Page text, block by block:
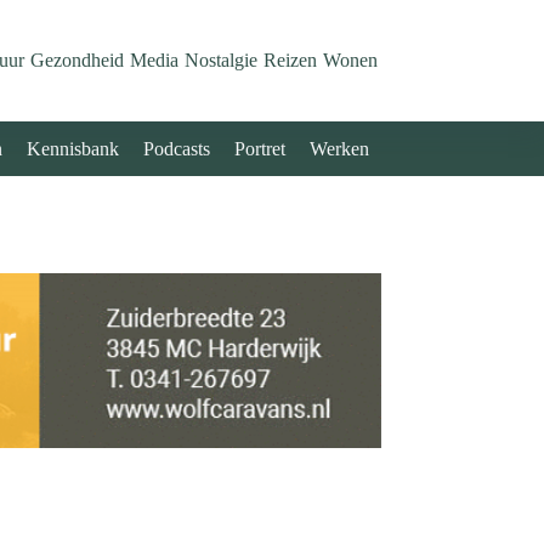
Gezondheid Media Nostalgie Reizen Wonen
Kennisbank Podcasts Portret Werken